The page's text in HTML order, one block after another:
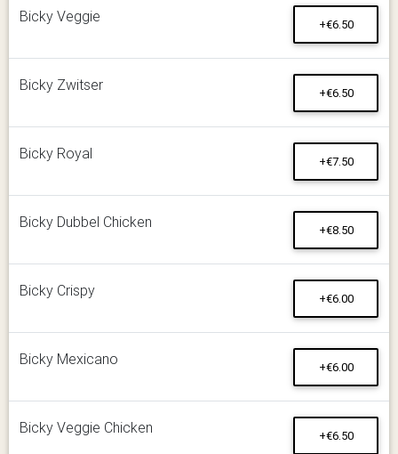
Bicky Veggie +€6.50
Bicky Zwitser +€6.50
Bicky Royal +€7.50
Bicky Dubbel Chicken +€8.50
Bicky Crispy +€6.00
Bicky Mexicano +€6.00
Bicky Veggie Chicken +€6.50